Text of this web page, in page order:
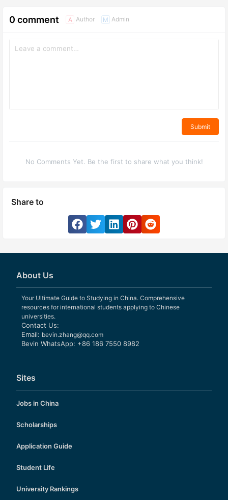
0 comment A Author M Admin
Submit
No Comments Yet. Be the first to share what you think!
Share to
About Us
Your Ultimate Guide to Studying in China. Comprehensive
resources for international students applying to Chinese
universities.
Contact Us:
Email: bevin.zhang@qq.com
Bevin WhatsApp: +86 186 7550 8982
Sites
Jobs in China
Scholarships
Application Guide
Student Life
University Rankings